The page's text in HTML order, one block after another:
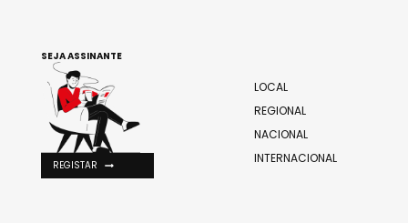
LOCAL
REGIONAL
NACIONAL
INTERNACIONAL
SEJA ASSINANTE
REGISTAR